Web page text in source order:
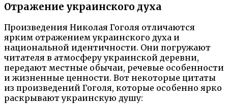
Отражение украинского духа
Произведения Николая Гоголя отличаются
ярким отражением украинского духа и
национальной идентичности. Они погружают
читателя в атмосферу украинской деревни,
передают местные обычаи, речевые особенности
и жизненные ценности. Вот некоторые цитаты
из произведений Гоголя, которые особенно ярко
раскрывают украинскую душу: